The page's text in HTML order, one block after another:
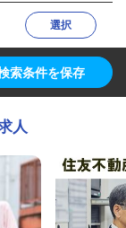
選択
索条件を保存
人